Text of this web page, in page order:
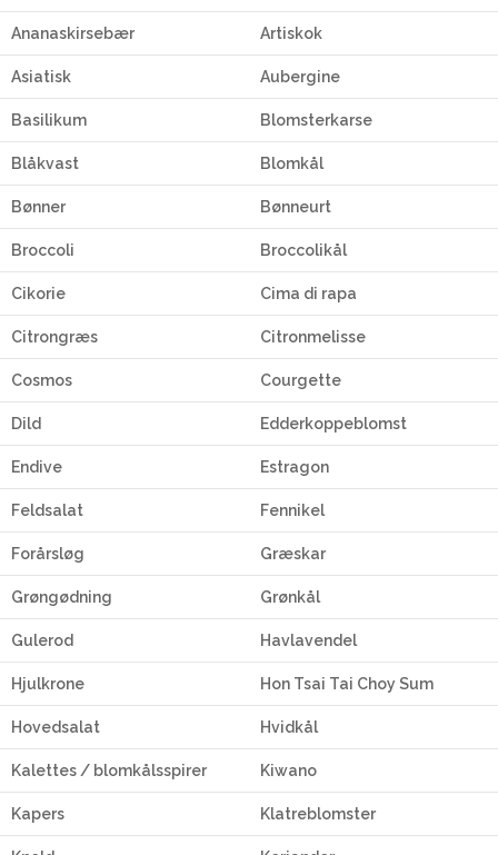
Ananaskirsebær Artiskok
Asiatisk Aubergine
Basilikum Blomsterkarse
Blåkvast Blomkål
Bønner Bønneurt
Broccoli Broccolikål
Cikorie Cima di rapa
Citrongræs Citronmelisse
Cosmos Courgette
Dild Edderkoppeblomst
Endive Estragon
Feldsalat Fennikel
Forårsløg Græskar
Grøngødning Grønkål
Gulerod Havlavendel
Hjulkrone Hon Tsai Tai Choy Sum
Hovedsalat Hvidkål
Kalettes / blomkålsspirer Kiwano
Kapers Klatreblomster